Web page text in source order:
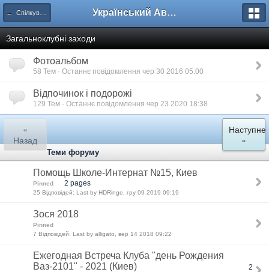
← Спілкування Український Автоклуб ВАЗ
Загальноклубні заходи
Фотоальбом
58 Тем · Останнє повідомлення чер 30 2016 05:00
Відпочинок і подорожі
129 Тем · Останнє повідомлення чер 23 2020 18:38
«
Назад
Наступне
»
Теми форуму
Помощь Школе-Интернат №15, Киев
Pinned 2 pages
25 Відповідей: Last by HDRinge, гру 09 2019 09:19
Зося 2018
Pinned
7 Відповідей: Last by alligato, вер 14 2018 09:22
Ежегодная Встреча Клуба "день Рождения
Ваз-2101" - 2021 (Киев)
2